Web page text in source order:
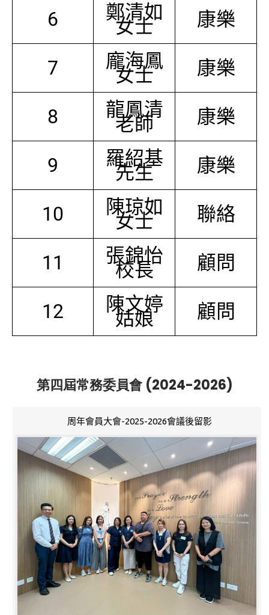
6 鄭清如
女士 康樂
7 龐海鳳
女士 康樂
8 龍鳳清
老師 康樂
9 羅紹基
先生 康樂
10 陳琼如
女士 聯絡
11 張錦怡
校長 顧問
12 陳文婷
姑娘 顧問
第四屆常務委員會 (2024-2026)
周年會員大會-2025-2026會議後留影